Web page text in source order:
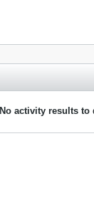
No activity results to